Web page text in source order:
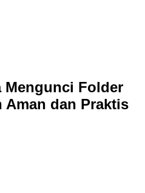
Mengunci Folder
dan Praktis